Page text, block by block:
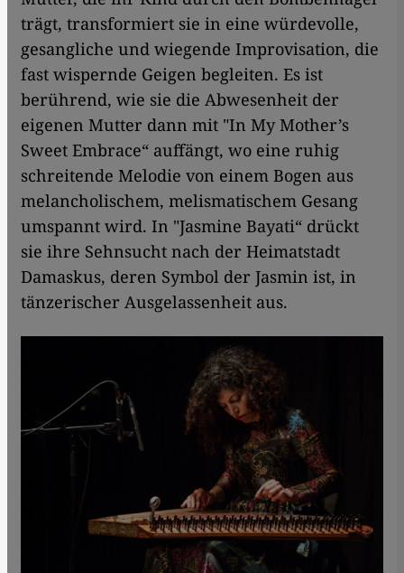
trägt, transformiert sie in eine würdevolle,
gesangliche und wiegende Improvisation, die
fast wispernde Geigen begleiten. Es ist
berührend, wie sie die Abwesenheit der
eigenen Mutter dann mit "In My Mother’s
Sweet Embrace“ auffängt, wo eine ruhig
schreitende Melodie von einem Bogen aus
melancholischem, melismatischem Gesang
umspannt wird. In "Jasmine Bayati“ drückt
sie ihre Sehnsucht nach der Heimatstadt
Damaskus, deren Symbol der Jasmin ist, in
tänzerischer Ausgelassenheit aus.